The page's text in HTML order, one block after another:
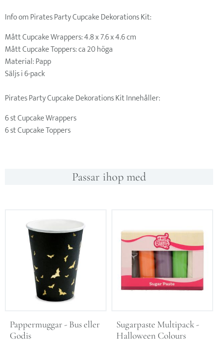
Info om Pirates Party Cupcake Dekorations Kit:
Mått Cupcake Wrappers: 4.8 x 7.6 x 4.6 cm
Mått Cupcake Toppers: ca 20 höga
Material: Papp
Säljs i 6-pack
Pirates Party Cupcake Dekorations Kit Innehåller:
6 st Cupcake Wrappers
6 st Cupcake Toppers
Passar ihop med
Pappermuggar - Bus eller
Godis
Sugarpaste Multipack -
Halloween Colours